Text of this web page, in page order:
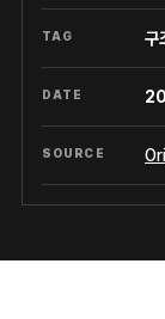
TAG 구
DATE
SOURCE